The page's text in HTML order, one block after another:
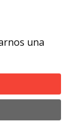
una